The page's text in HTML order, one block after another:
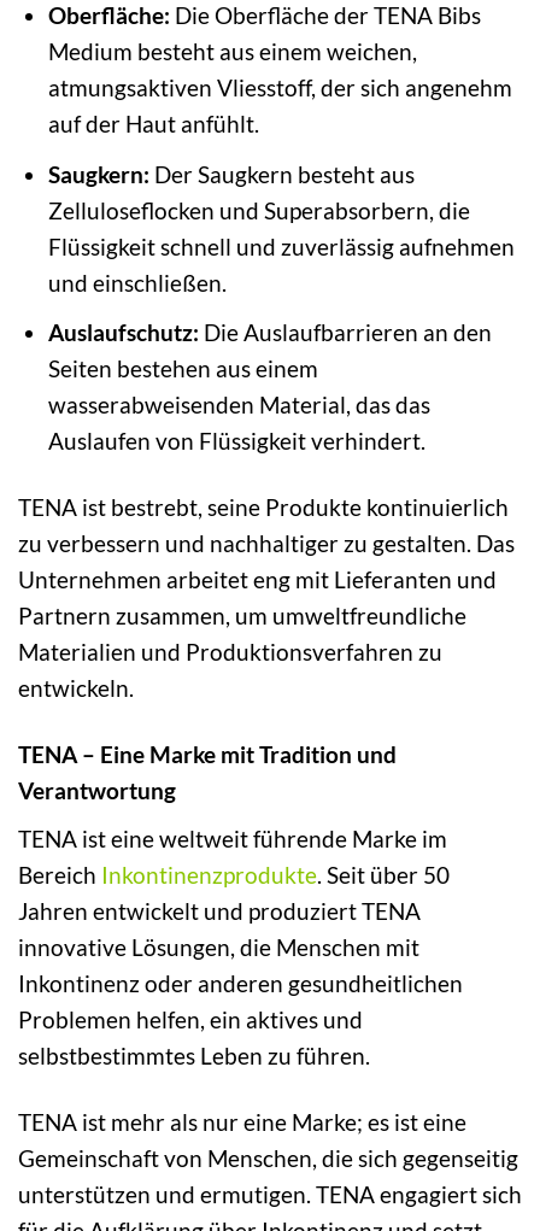
Oberfläche: Die Oberfläche der TENA Bibs
Medium besteht aus einem weichen,
atmungsaktiven Vliesstoff, der sich angenehm
auf der Haut anfühlt.
Saugkern: Der Saugkern besteht aus
Zelluloseflocken und Superabsorbern, die
Flüssigkeit schnell und zuverlässig aufnehmen
und einschließen.
Auslaufschutz: Die Auslaufbarrieren an den
Seiten bestehen aus einem
wasserabweisenden Material, das das
Auslaufen von Flüssigkeit verhindert.
TENA ist bestrebt, seine Produkte kontinuierlich
zu verbessern und nachhaltiger zu gestalten. Das
Unternehmen arbeitet eng mit Lieferanten und
Partnern zusammen, um umweltfreundliche
Materialien und Produktionsverfahren zu
entwickeln.
TENA – Eine Marke mit Tradition und
Verantwortung
TENA ist eine weltweit führende Marke im
Bereich Inkontinenzprodukte. Seit über 50
Jahren entwickelt und produziert TENA
innovative Lösungen, die Menschen mit
Inkontinenz oder anderen gesundheitlichen
Problemen helfen, ein aktives und
selbstbestimmtes Leben zu führen.
TENA ist mehr als nur eine Marke; es ist eine
Gemeinschaft von Menschen, die sich gegenseitig
unterstützen und ermutigen. TENA engagiert sich